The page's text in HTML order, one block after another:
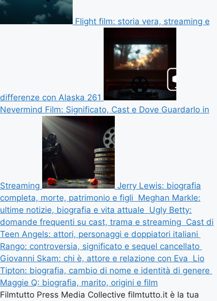
Flight film: storia vera, streaming e
differenze con Alaska 261
Nevermind Film: Significato, Cast e Dove Guardarlo in
Streaming
Jerry Lewis: biografia
completa, morte, patrimonio e figli Meghan Markle:
ultime notizie, biografia e vita attuale Ugly Betty:
domande frequenti su cast, trama e streaming Cast di
Teen Angels: attori, personaggi e doppiatori italiani
Rango: controversia, significato e sequel cancellato
Giovanni Skam: chi è, attore e relazione con Eva Lio
Tipton: biografia, cambio di nome e identità di genere
Maggie Q: biografia, marito, origini e film
Filmtutto Press Media Collective filmtutto.it è la tua